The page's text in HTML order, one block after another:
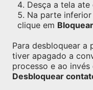
Desça a tela ate
Na parte
clique em
Para desbloquear a
tiver apagado a
processo e ao
Desbloquear